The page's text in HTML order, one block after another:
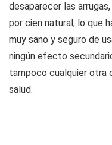
desaparecer las
por cien natural, lo que
muy sano y seguro de
ningún efecto
tampoco cualquier otra
salud.